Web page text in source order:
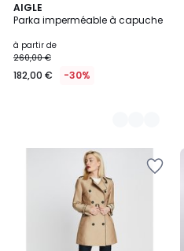
AIGLE
Parka imperméable à capuche
à partir de
260,00 €
182,00 € -30%
4
Couleurs